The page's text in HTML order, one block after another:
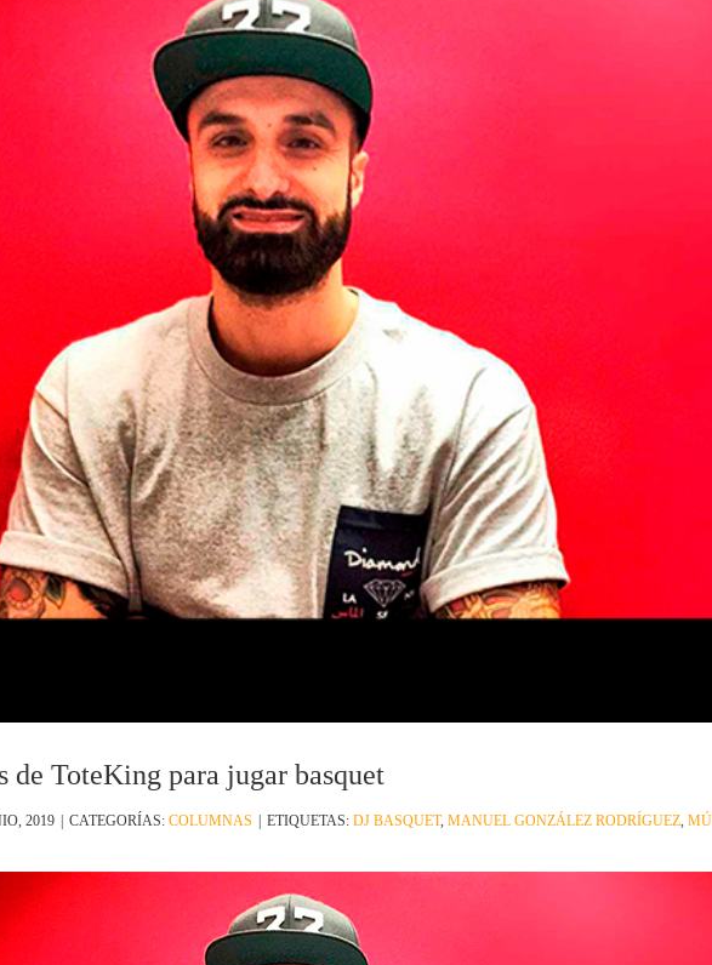
de ToteKing para jugar basquet
2019 CATEGORÍAS: COLUMNAS ETIQUETAS: DJ BASQUET, MANUEL GONZÁLEZ RODRÍGUEZ,